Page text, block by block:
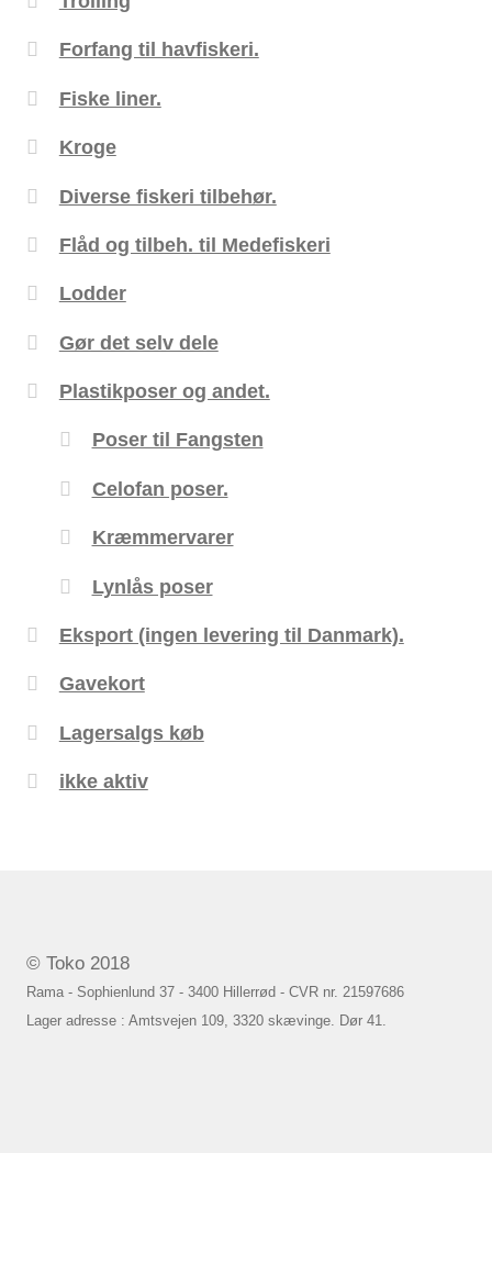
Forfang til havfiskeri.
Fiske liner.
Kroge
Diverse fiskeri tilbehør.
Flåd og tilbeh. til Medefiskeri
Lodder
Gør det selv dele
Plastikposer og andet.
Poser til Fangsten
Celofan poser.
Kræmmervarer
Lynlås poser
Eksport (ingen levering til Danmark).
Gavekort
Lagersalgs køb
ikke aktiv
© Toko 2018
Rama - Sophienlund 37 - 3400 Hillerrød - CVR nr. 21597686
Lager adresse : Amtsvejen 109, 3320 skævinge. Dør 41.